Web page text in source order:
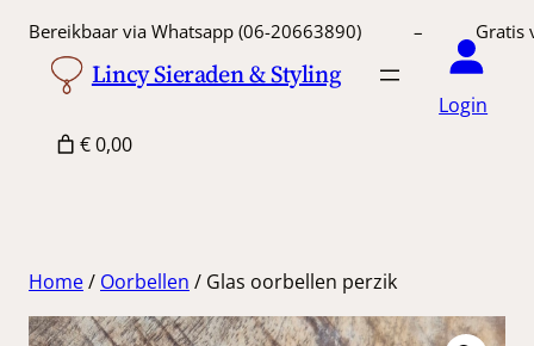
GaBereikbaar via Whatsapp (06-20663890) –
Lincy Sieraden & Styling
Login
€ 0,00
Home/ Oorbellen / Glas oorbellen perzik